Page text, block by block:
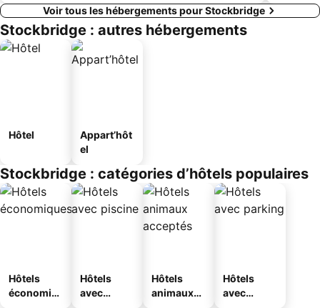
Voir tous les hébergements pour Stockbridge
Stockbridge : autres hébergements
Hôtel
Appart’hôt
el
Stockbridge : catégories d’hôtels populaires
Hôtels
économiq
Hôtels
avec
Hôtels
animaux
Hôtels
avec